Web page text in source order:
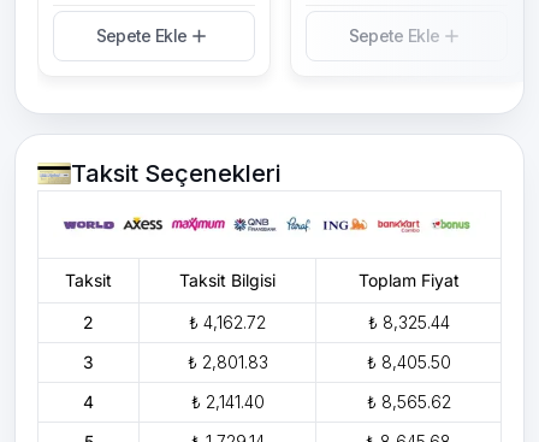
Sepete Ekle Sepete Ekle
Taksit Seçenekleri
Taksit Taksit Bilgisi Toplam Fiyat
2 ₺ 4,162.72
₺ 8,325.44
3
₺ 2,801.83
₺ 8,405.50
4
₺ 2,141.40
₺ 8,565.62